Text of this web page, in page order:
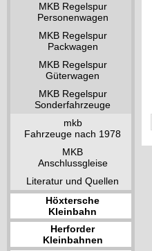
MKB Regelspur
Personenwagen
MKB Regelspur
Packwagen
MKB Regelspur
Güterwagen
MKB Regelspur
Sonderfahrzeuge
mkb
Fahrzeuge nach 1978
MKB
Anschlussgleise
Literatur und Quellen
Höxtersche
Kleinbahn
Herforder
Kleinbahnen